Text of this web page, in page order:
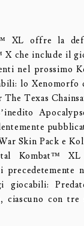
XL offre la
che include il
nel prossimo
lo Xenomorfo
Texas
Skin Pack e
Kombat™ XL
precedetemente
giocabili:
ciascuno con tre